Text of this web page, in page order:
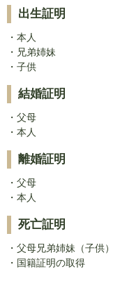
出生証明
・本人
・兄弟姉妹
・子供
結婚証明
・父母
・本人
離婚証明
・父母
・本人
死亡証明
・父母兄弟姉妹（子供）
・国籍証明の取得